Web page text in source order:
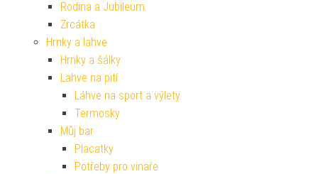
Rodina a Jubileum
Zrcátka
Hrnky a lahve
Hrnky a šálky
Lahve na pití
Láhve na sport a výlety
Termosky
Můj bar
Placatky
Potřeby pro vinaře